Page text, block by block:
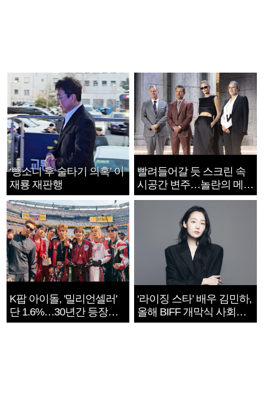
‘뺑소니 후 술타기 의혹’ 이
재룡 재판행
빨려들어갈 듯 스크린 속
시공간 변주…놀란의 메시
지는 ‘전쟁 속죄’
K팝 아이돌, '밀리언셀러'
단 1.6%…30년간 등장
1182개팀 전수조사
‘라이징 스타’ 배우 김민하,
올해 BIFF 개막식 사회자
확정